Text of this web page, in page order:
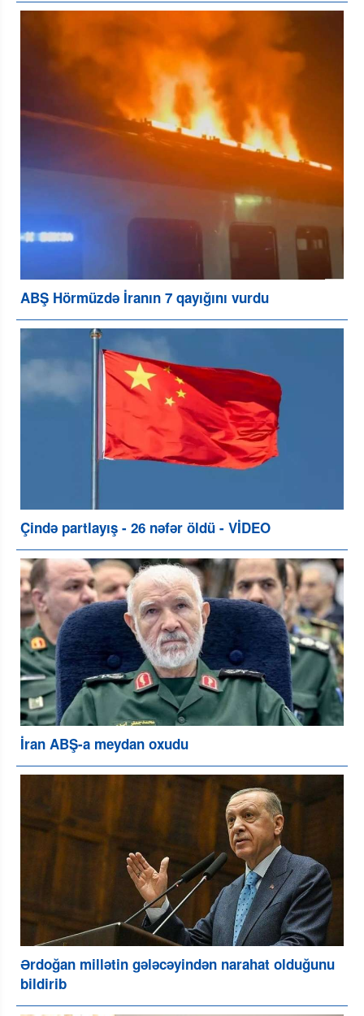
ABŞ Hörmüzdə İranın 7 qayığını vurdu
Çində partlayış - 26 nəfər öldü - VİDEO
İran ABŞ-a meydan oxudu
Ərdoğan millətin gələcəyindən narahat olduğunu
bildirib